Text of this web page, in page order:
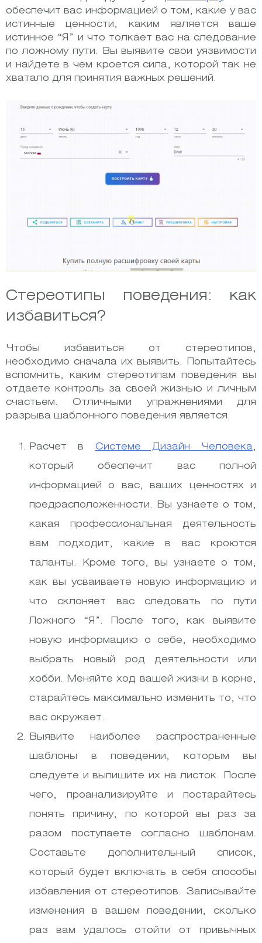
обеспечит вас информацией о том, какие у вас
истинные ценности, каким является ваше
истинное “Я” и что толкает вас на следование
по ложному пути. Вы выявите свои уязвимости
и найдете в чем кроется сила, которой так не
хватало для принятия важных решений.
Стереотипы поведения: как
избавиться?
Чтобы избавиться от стереотипов,
необходимо сначала их выявить. Попытайтесь
вспомнить, каким стереотипам поведения вы
отдаете контроль за своей жизнью и личным
счастьем. Отличными упражнениями для
разрыва шаблонного поведения является:
Расчет в Системе Дизайн Человека,
который обеспечит вас полной
информацией о вас, ваших ценностях и
предрасположенности. Вы узнаете о том,
какая профессиональная деятельность
вам подходит, какие в вас кроются
таланты. Кроме того, вы узнаете о том,
как вы усваиваете новую информацию и
что склоняет вас следовать по пути
Ложного “Я”. После того, как выявите
новую информацию о себе, необходимо
выбрать новый род деятельности или
хобби. Меняйте ход вашей жизни в корне,
старайтесь максимально изменить то, что
вас окружает.
Выявите наиболее распространенные
шаблоны в поведении, которым вы
следуете и выпишите их на листок. После
чего, проанализируйте и постарайтесь
понять причину, по которой вы раз за
разом поступаете согласно шаблонам.
Составьте дополнительный список,
который будет включать в себя способы
избавления от стереотипов. Записывайте
изменения в вашем поведении, сколько
раз вам удалось отойти от привычных